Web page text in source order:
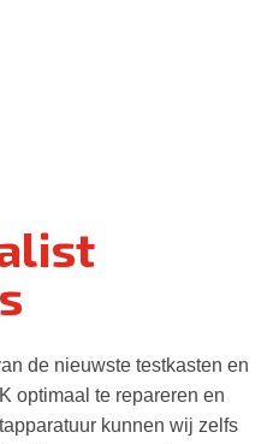
de nieuwste testkasten en
optimaal te repareren en
kunnen wij zelfs